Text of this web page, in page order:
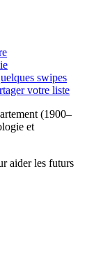
swipes
votre liste
(1900–
et
aider les futurs